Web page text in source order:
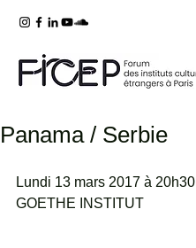
Panama / Serbie
Lundi 13 mars 2017 à 20h30
GOETHE INSTITUT